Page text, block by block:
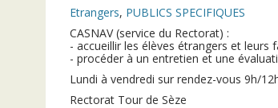
Etrangers, PUBLICS SPECIFIQUES
CASNAV (service du Rectorat) :
- accueillir les élèves étrangers et leurs
- procéder à un entretien et une
Lundi à vendredi sur rendez-vous 9h/
Rectorat Tour de Sèze